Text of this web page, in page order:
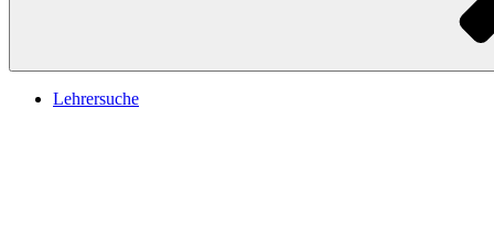
Lehrersuche